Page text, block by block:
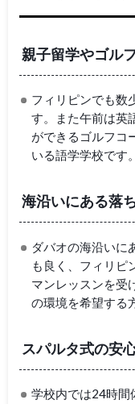
親子留学やゴル
フィリピンでも数
す。また午前は英
ができるゴルフコ
いる語学学校です。
海沿いにある落
ダバオの海沿いに
も良く、フィリピ
マンレッスンを受
の環境を希望する
スパルタ式の安
学校内では24時間